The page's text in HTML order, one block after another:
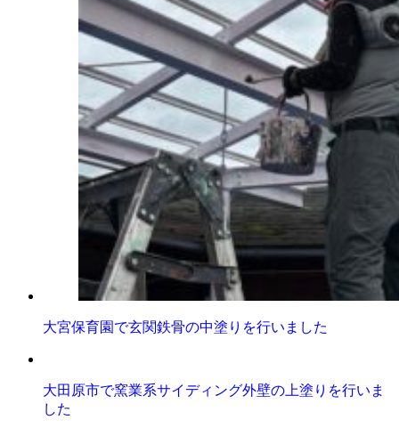
大宮保育園で玄関鉄骨の中塗りを行いました
大田原市で窯業系サイディング外壁の上塗りを行いま
した